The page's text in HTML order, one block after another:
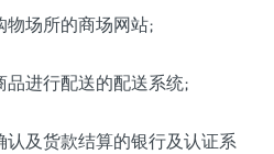
物场所的商场网站;
品进行配送的配送系统;
认及货款结算的银行及认证系